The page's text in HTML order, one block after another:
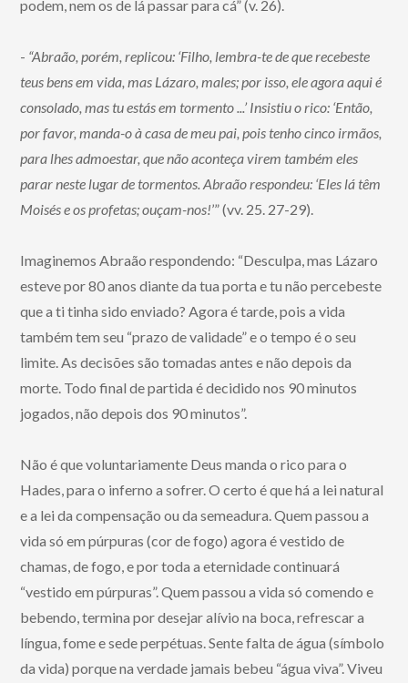
podem, nem os de lá passar para cá” (v. 26).
- “Abraão, porém, replicou: ‘Filho, lembra-te de que recebeste
teus bens em vida, mas Lázaro, males; por isso, ele agora aqui é
consolado, mas tu estás em tormento ...’ Insistiu o rico: ‘Então,
por favor, manda-o à casa de meu pai, pois tenho cinco irmãos,
para lhes admoestar, que não aconteça virem também eles
parar neste lugar de tormentos. Abraão respondeu: ‘Eles lá têm
Moisés e os profetas; ouçam-nos!’” (vv. 25. 27-29).
Imaginemos Abraão respondendo: “Desculpa, mas Lázaro
esteve por 80 anos diante da tua porta e tu não percebeste
que a ti tinha sido enviado? Agora é tarde, pois a vida
também tem seu “prazo de validade” e o tempo é o seu
limite. As decisões são tomadas antes e não depois da
morte. Todo final de partida é decidido nos 90 minutos
jogados, não depois dos 90 minutos”.
Não é que voluntariamente Deus manda o rico para o
Hades, para o inferno a sofrer. O certo é que há a lei natural
e a lei da compensação ou da semeadura. Quem passou a
vida só em púrpuras (cor de fogo) agora é vestido de
chamas, de fogo, e por toda a eternidade continuará
“vestido em púrpuras”. Quem passou a vida só comendo e
bebendo, termina por desejar alívio na boca, refrescar a
língua, fome e sede perpétuas. Sente falta de água (símbolo
da vida) porque na verdade jamais bebeu “água viva”. Viveu